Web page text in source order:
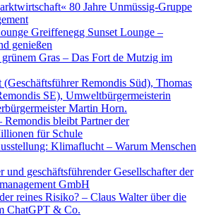
80 Jahre Unmüssig-Gruppe
Greiffenegg Sunset Lounge –
genießen
Gras – Das Fort de Mutzig im
bleibt Partner der
für Schule
Klimaflucht – Warum Menschen
reines Risiko? – Claus Walter über die
ChatGPT & Co.